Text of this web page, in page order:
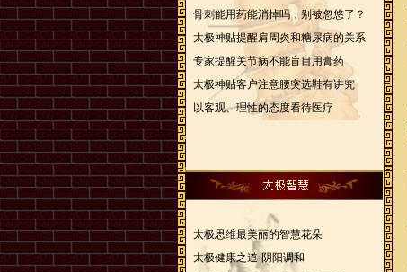
骨刺能用药能消掉吗，别被忽悠了？
太极神贴提醒肩周炎和糖尿病的关系
专家提醒关节病不能盲目用膏药
太极神贴客户注意腰突选鞋有讲究
以客观、理性的态度看待医疗
太极思维最美丽的智慧花朵
太极健康之道-阴阳调和